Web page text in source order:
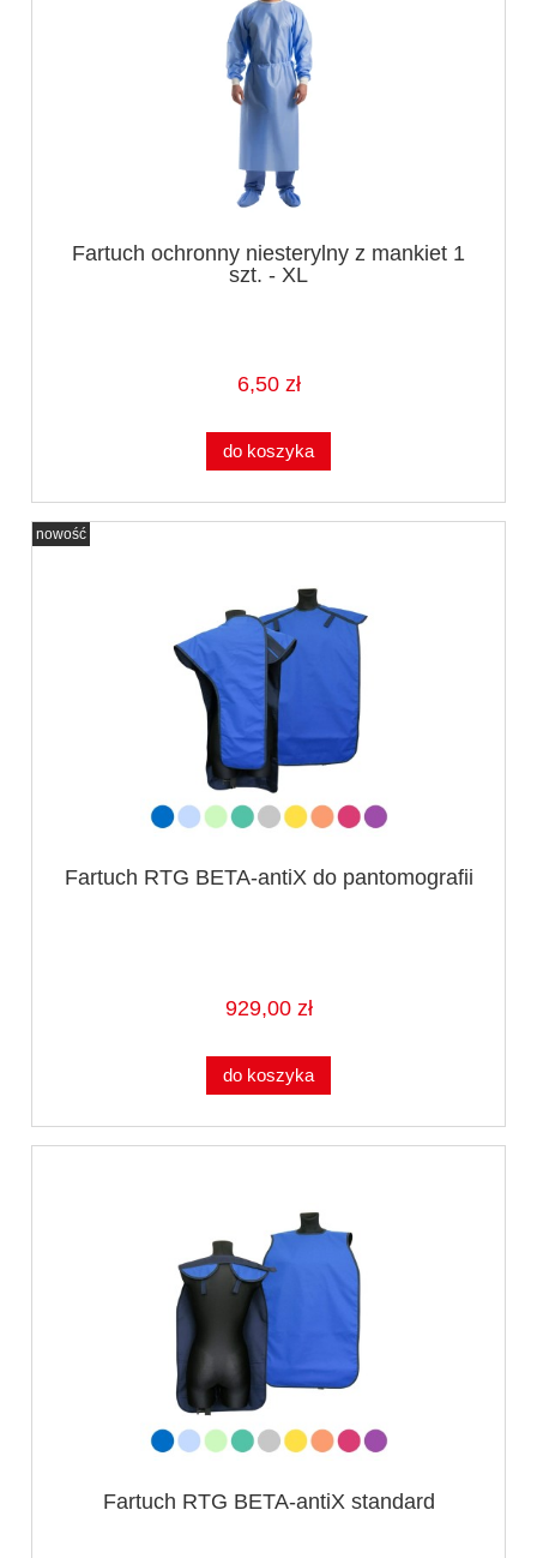
Fartuch ochronny niesterylny z mankiet 1
szt. - XL
6,50 zł
do koszyka
Fartuch RTG BETA-antiX do pantomografii
929,00 zł
do koszyka
nowość
Fartuch RTG BETA-antiX standard